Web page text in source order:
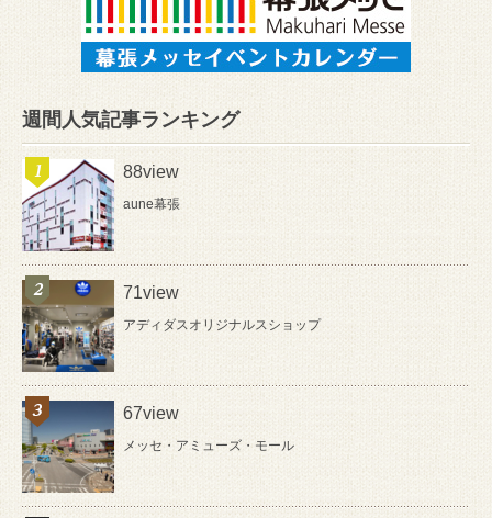
週間人気記事ランキング
88view
aune幕張
71view
アディダスオリジナルスショップ
67view
メッセ・アミューズ・モール